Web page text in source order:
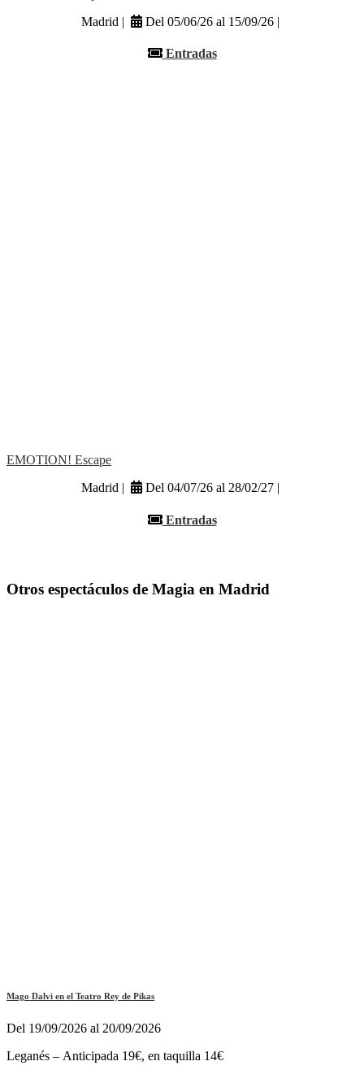
Madrid |
Del 05/06/26 al 15/09/26 |
Entradas
EMOTION! Escape
Madrid |
Del 04/07/26 al 28/02/27 |
Entradas
Otros espectáculos de Magia en Madrid
Mago Dalvi en el Teatro Rey de Pikas
Del 19/09/2026 al 20/09/2026
Leganés – Anticipada 19€, en taquilla 14€